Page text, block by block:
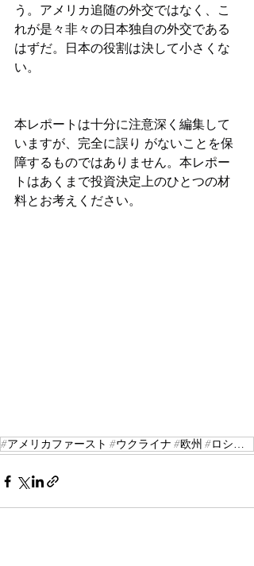
う。アメリカ追随の外交ではなく、こ
れが是々非々の日本独自の外交である
はずだ。日本の役割は決して小さくな
い。
本レポートは十分に注意深く編集して
いますが、完全に誤り がないことを保
障するものではありません。本レポー
トはあくまで投資決定上のひとつの材
料とお考えください。
#アメリカファースト #ウクライナ #欧州 #ロシア #日米同盟 #ICGレポート